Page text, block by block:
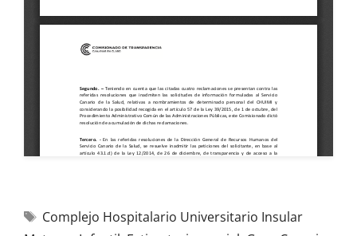
Complejo Hospitalario Universitario Insular